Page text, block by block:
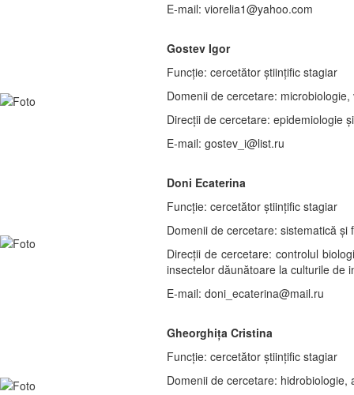
E-mail: viorelia1@yahoo.com
Gostev Igor
Funcție: cercetător științific stagiar
Domenii de cercetare: microbiologie,
Direcții de cercetare: epidemiologie
E-mail: gostev_i@list.ru
Doni Ecaterina
Funcție: cercetător științific stagiar
Domenii de cercetare: sistematică
Direcții de cercetare: controlul
insectelor dăunătoare la culturile de
E-mail: doni_ecaterina@mail.ru
Gheorghița Cristina
Funcție: cercetător științific stagiar
Domenii de cercetare: hidrobiologie,